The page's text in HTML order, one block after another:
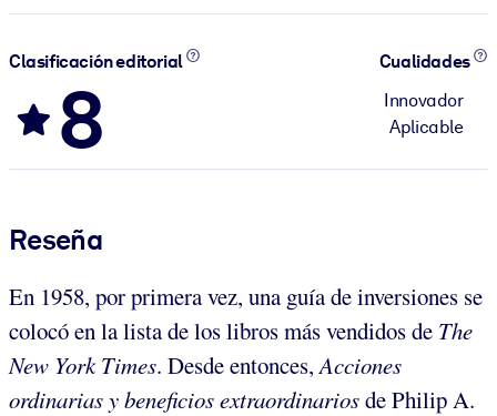
Clasificación editorial
8
Cualidades
Innovador
Aplicable
Reseña
En 1958, por primera vez, una guía de inversiones se
colocó en la lista de los libros más vendidos de The
New York Times. Desde entonces, Acciones
ordinarias y beneficios extraordinariosde Philip A.